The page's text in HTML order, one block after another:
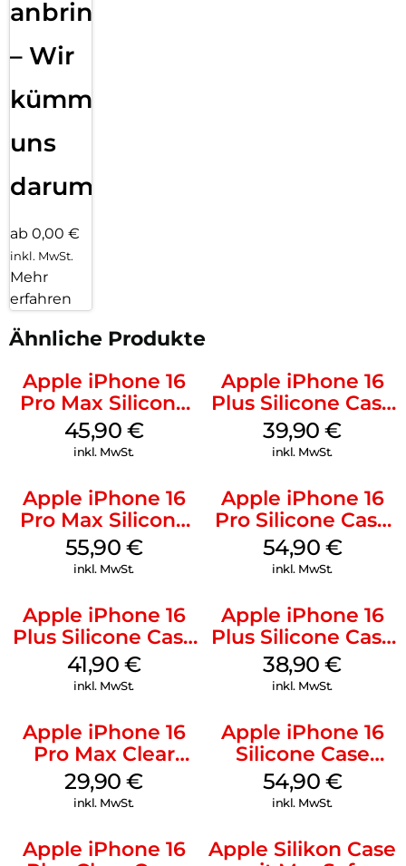
anbringen
– Wir
kümmern
uns
darum!
ab 0,00 €
inkl. MwSt.
Mehr
erfahren
Ähnliche Produkte
Apple iPhone 16
Pro Max Silicone
Case MagSafe
Ultramarine
45,90 €
inkl. MwSt.
Apple iPhone 16
Plus Silicone Case
MagSafe Plum
39,90€
inkl. MwSt.
Apple iPhone 16
Pro Max Silicone
Case MagSafe
Stone Gray
55,90 €
inkl. MwSt.
Apple iPhone 16
Pro Silicone Case
MagSafe Black
54,90 €
inkl. MwSt.
Apple iPhone 16
Plus Silicone Case
MagSafe Stone
Gray
41,90 €
inkl. MwSt.
Apple iPhone 16
Plus Silicone Case
MagSafe Denim
38,90€
inkl. MwSt.
Apple iPhone 16
Pro Max Clear
Case MagSafe
Transparent
29,90€
inkl. MwSt.
Apple iPhone 16
Silicone Case
MagSafe Lake
Green
54,90 €
inkl. MwSt.
Apple iPhone 16
Apple Silikon Case